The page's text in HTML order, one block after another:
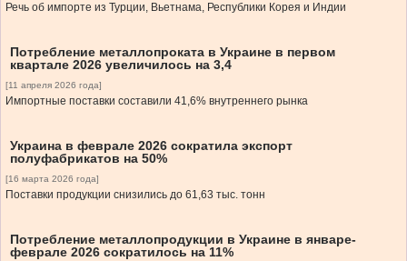
Речь об импорте из Турции, Вьетнама, Республики Корея и Индии
Потребление металлопроката в Украине в первом
квартале 2026 увеличилось на 3,4
[11 апреля 2026 года]
Импортные поставки составили 41,6% внутреннего рынка
Украина в феврале 2026 сократила экспорт
полуфабрикатов на 50%
[16 марта 2026 года]
Поставки продукции снизились до 61,63 тыс. тонн
Потребление металлопродукции в Украине в январе-
феврале 2026 сократилось на 11%